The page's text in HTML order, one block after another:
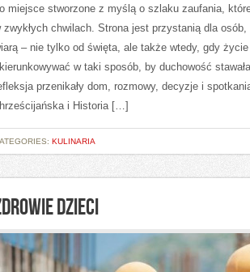
miejsce stworzone z myślą o szlaku zaufania,
zwykłych chwilach. Strona jest przystanią dla
– nie tylko od święta, ale także wtedy, gdy
w taki sposób, by duchowość
przenikały dom, rozmowy, decyzje i
i Historia […]
KULINARIA
DZIECI